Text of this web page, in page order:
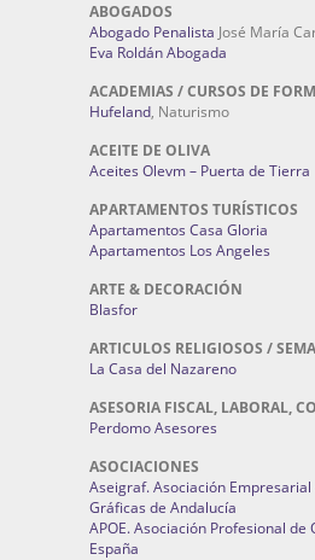
ABOGADOS
Abogado Penalista José María
Eva Roldán Abogada
ACADEMIAS / CURSOS DE
Hufeland, Naturismo
ACEITE DE OLIVA
Aceites Olevm – Puerta de Tierra
APARTAMENTOS TURÍSTICOS
Apartamentos Casa Gloria
Apartamentos Los Angeles
ARTE & DECORACIÓN
Blasfor
ARTICULOS RELIGIOSOS /
La Casa del Nazareno
ASESORIA FISCAL, LABORAL,
Perdomo Asesores
ASOCIACIONES
Aseigraf. Asociación
Gráficas de Andalucía
APOE. Asociación Profesional de
España